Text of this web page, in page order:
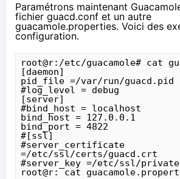
Paramétrons maintenant
fichier guacd.conf et un autre
guacamole.properties. Voici des
configuration.
root@r:/etc/guacamole# cat
[daemon]
pid_file =/var/run/guacd.pid
#log_level = debug
[server]
#bind_host = localhost
bind_host = 127.0.0.1
bind_port = 4822
#[ssl]
#server_certificate
=/etc/ssl/certs/guacd.crt
#server_key =/etc/ssl/
root@r: cat